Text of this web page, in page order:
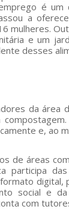
é um
a
mulheres.
e um
desses
da área
e, ao
de áreas
participa
social e
com